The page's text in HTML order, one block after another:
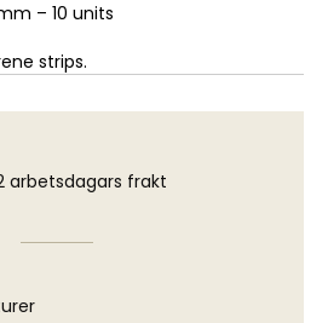
– 10 units
strips.
arbetsdagars frakt